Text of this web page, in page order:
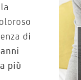
di
più